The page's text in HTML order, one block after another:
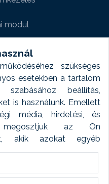
szükséges
esetekben a tartalom
beállítás,
is használunk. Emellett
média, hirdetési, és
megosztjuk az Ön
akik azokat egyéb
kombinálhatják. A sütik
naplózást végzünk és
töröljük. A
modul
modul
modul
modul